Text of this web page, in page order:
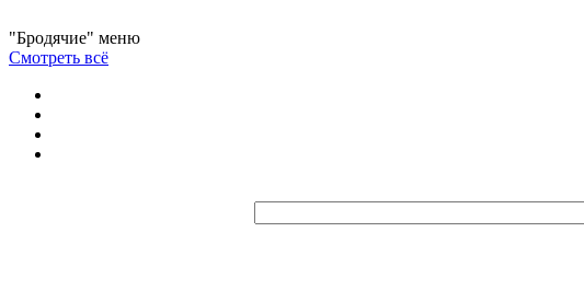
"Бродячие" меню
Смотреть всё